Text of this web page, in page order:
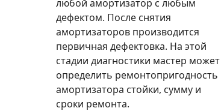
любой амортизатор с любым
дефектом. После снятия
амортизаторов производится
первичная дефектовка. На этой
стадии диагностики мастер может
определить ремонтопригодность
амортизатора стойки, сумму и
сроки ремонта.